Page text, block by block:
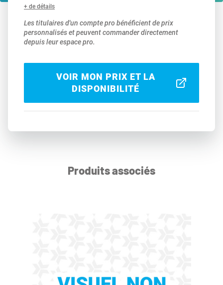
+ de détails
Les titulaires d'un compte pro bénéficient de prix
personnalisés et peuvent commander directement
depuis leur espace pro.
VOIR MON PRIX ET LA
DISPONIBILITÉ
Produits associés